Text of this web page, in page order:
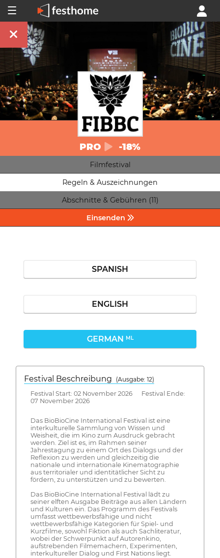
PRO -18%
Filmfestival
Regeln & Auszeichnungen
Abschnitte & Gebühren (11)
Einsenden
SPANISH
ENGLISH
GERMAN ML
Festival Beschreibung
(Ausgabe: 12)
Festival Start: 02 November 2026 Festival Ende:
07 November 2026
Das BioBioCine International Festival ist eine
interkulturelle Sammlung von Wissen und
Weisheit, die im Kino zum Ausdruck gebracht
werden. Ziel ist es, im Rahmen seiner
Jahrestagung zu einem Ort des Dialogs und der
Reflexion zu werden und gleichzeitig die
nationale und internationale Kinematographie
aus territorialer und identitätlicher Sicht zu
fördern, zu unterstützen und zu bewerten.
Das BioBioCine International Festival lädt zu
seiner elften Ausgabe Beiträge aus allen Ländern
und Kulturen ein. Das Programm des Festivals
umfasst wettbewerbsfähige und nicht
wettbewerbsfähige Kategorien für Spiel- und
Kurzfilme, sowohl Fiktion als auch Sachliteratur,
wobei der Schwerpunkt auf Autorenkino,
aufstrebenden Filmemachern, Experimenten,
interkultureller Dialog und First Nations liegt.